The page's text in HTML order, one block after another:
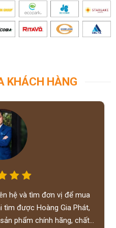
KHÁCH HÀNG
hệ và tìm đơn vị để mua
tìm được Hoàng Gia Phát,
phẩm chính hãng, chất